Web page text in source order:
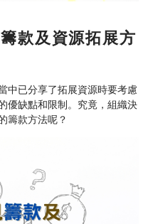
款及資源拓展方
中已分享了拓展資源時要考慮
優缺點和限制。究竟，組織決
籌款方法呢？